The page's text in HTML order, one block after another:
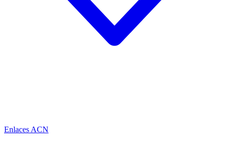
Enlaces ACN